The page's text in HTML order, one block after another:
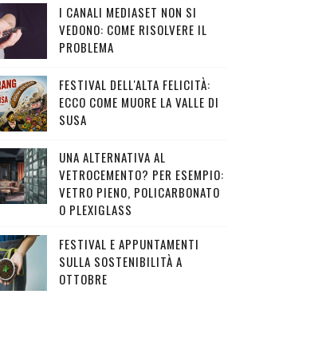
I CANALI MEDIASET NON SI
VEDONO: COME RISOLVERE IL
PROBLEMA
FESTIVAL DELL'ALTA FELICITÀ:
ECCO COME MUORE LA VALLE DI
SUSA
UNA ALTERNATIVA AL
VETROCEMENTO? PER ESEMPIO:
VETRO PIENO, POLICARBONATO
O PLEXIGLASS
FESTIVAL E APPUNTAMENTI
SULLA SOSTENIBILITÀ A
OTTOBRE